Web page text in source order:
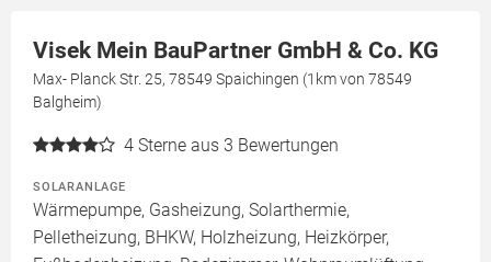
Visek Mein BauPartner GmbH & Co. KG
Max- Planck Str. 25, 78549 Spaichingen (1km von 78549
Balgheim)
4 Sterne aus 3 Bewertungen
SOLARANLAGE
Wärmepumpe, Gasheizung, Solarthermie,
Pelletheizung, BHKW, Holzheizung, Heizkörper,